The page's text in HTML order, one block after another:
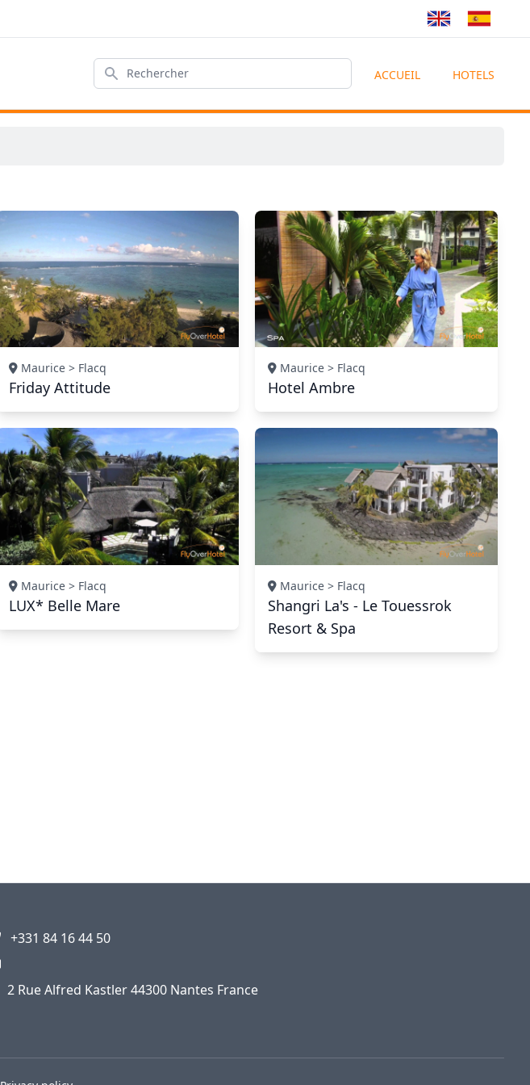
Rechercher ACCUEIL HOTELS
Maurice > Flacq
Friday Attitude
Maurice > Flacq
Hotel Ambre
Maurice > Flacq
LUX* Belle Mare
Maurice > Flacq
Shangri La's - Le Touessrok
Resort & Spa
+331 84 16 44 50
2 Rue Alfred Kastler 44300 Nantes France